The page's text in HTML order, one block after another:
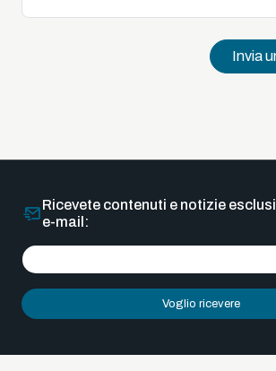
Invia
Ricevete contenuti e notizie
e-mail:
Voglio ricevere